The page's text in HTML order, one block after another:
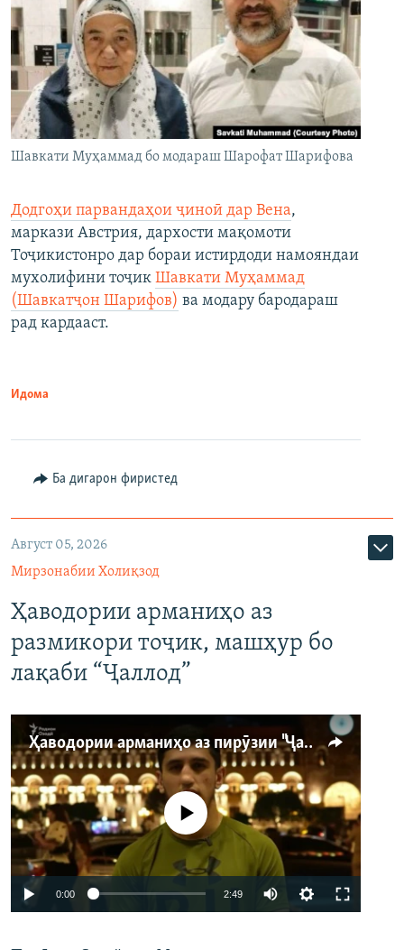
Шавкати Муҳаммад бо модараш Шарофат Шарифова
Додгоҳи парвандаҳои ҷиноӣ дар Вена,
маркази Австрия, дархости мақомоти
Тоҷикистонро дар бораи истирдоди намояндаи
мухолифини тоҷик Шавкати Муҳаммад
(Шавкатҷон Шарифов) ва модару бародараш
рад кардааст.
Идома
Ба дигарон фиристед
Август 05, 2026
Мирзонабии Холиқзод
Ҳаводории арманиҳо аз
размикори тоҷик, машҳур бо
лақаби “Ҷаллод”
Ҳаводории арманиҳо аз пирӯзии "Ҷаллод"-и тоҷик
Феълан кор намекунад
0:00 2:49